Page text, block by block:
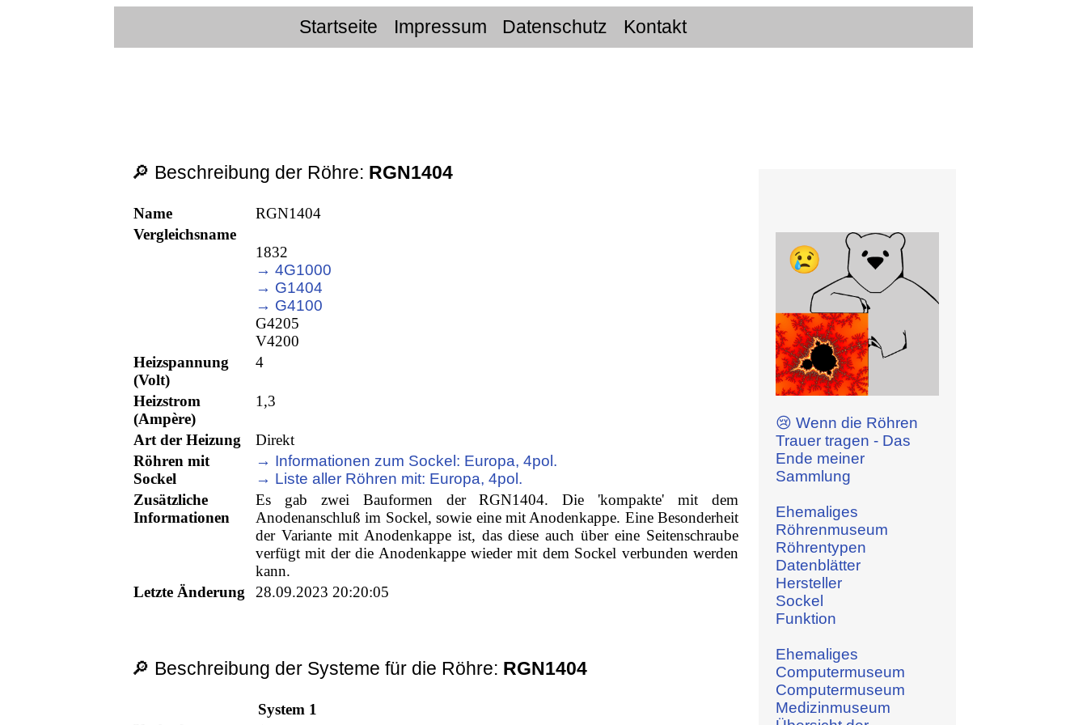
Startseite Impressum Datenschutz Kontakt
🔎 Beschreibung der Röhre: RGN1404
Name
RGN1404
Vergleichsname
1832
→ 4G1000
→ G1404
→ G4100
G4205
V4200
Heizspannung
(Volt)
4
Heizstrom
(Ampère)
1,3
Art der Heizung
Direkt
Röhren mit
Sockel
→ Informationen zum Sockel: Europa, 4pol.
→ Liste aller Röhren mit: Europa, 4pol.
Zusätzliche
Informationen
Es gab zwei Bauformen der RGN1404. Die 'kompakte' mit dem
Anodenanschluß im Sockel, sowie eine mit Anodenkappe. Eine Besonderheit
der Variante mit Anodenkappe ist, das diese auch über eine Seitenschraube
verfügt mit der die Anodenkappe wieder mit dem Sockel verbunden werden
kann.
Letzte Änderung
28.09.2023 20:20:05
🔎 Beschreibung der Systeme für die Röhre: RGN1404
System 1
😢 Wenn die Röhren
Trauer tragen - Das
Ende meiner
Sammlung
Ehemaliges
Röhrenmuseum
Röhrentypen
Datenblätter
Hersteller
Sockel
Funktion
Ehemaliges
Computermuseum
Computermuseum
Medizinmuseum